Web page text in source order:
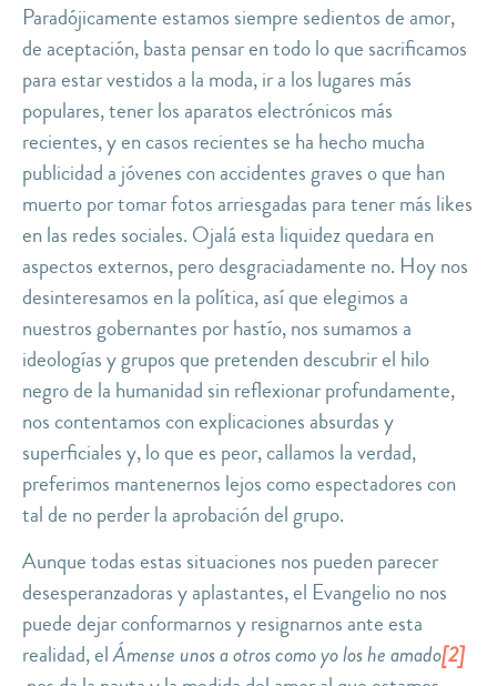
Paradójicamente estamos siempre sedientos de amor,
de aceptación, basta pensar en todo lo que sacrificamos
para estar vestidos a la moda, ir a los lugares más
populares, tener los aparatos electrónicos más
recientes, y en casos recientes se ha hecho mucha
publicidad a jóvenes con accidentes graves o que han
muerto por tomar fotos arriesgadas para tener más likes
en las redes sociales. Ojalá esta liquidez quedara en
aspectos externos, pero desgraciadamente no. Hoy nos
desinteresamos en la política, así que elegimos a
nuestros gobernantes por hastío, nos sumamos a
ideologías y grupos que pretenden descubrir el hilo
negro de la humanidad sin reflexionar profundamente,
nos contentamos con explicaciones absurdas y
superficialesy, lo que es peor, callamos la verdad,
preferimos mantenernos lejos como espectadores con
tal de no perder la aprobación del grupo.
Aunque todas estas situaciones nos pueden parecer
desesperanzadoras y aplastantes, el Evangelio no nos
puede dejar conformarnos y resignarnos ante esta
realidad, elÁmense unos a otros como yo los he amado[2]